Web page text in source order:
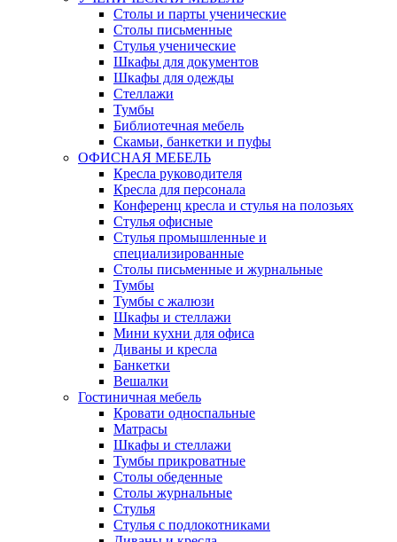
Столы и парты ученические
Столы письменные
Стулья ученические
Шкафы для документов
Шкафы для одежды
Стеллажи
Тумбы
Библиотечная мебель
Скамьи, банкетки и пуфы
ОФИСНАЯ МЕБЕЛЬ
Кресла руководителя
Кресла для персонала
Конференц кресла и стулья на полозьях
Стулья офисные
Стулья промышленные и
специализированные
Столы письменные и журнальные
Тумбы
Тумбы с жалюзи
Шкафы и стеллажи
Мини кухни для офиса
Диваны и кресла
Банкетки
Вешалки
Гостиничная мебель
Кровати односпальные
Матрасы
Шкафы и стеллажи
Тумбы прикроватные
Столы обеденные
Столы журнальные
Стулья
Стулья с подлокотниками